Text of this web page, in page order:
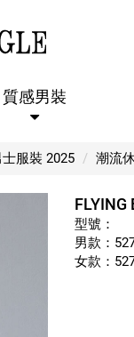
質感男裝
士服裝 2025 潮流
FLYING
型號：
男款：
女款：